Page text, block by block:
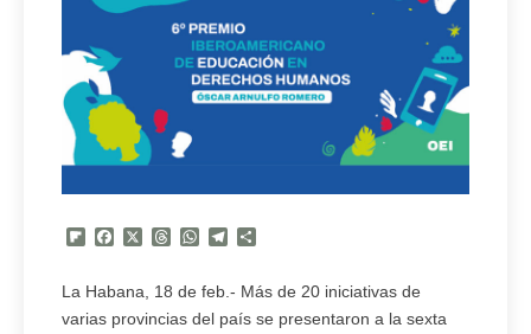
Flipboard
Facebook
X Threads
WhatsApp
Telegram
La Habana, 18 de feb.- Más de 20 iniciativas de
varias provincias del país se presentaron a la sexta